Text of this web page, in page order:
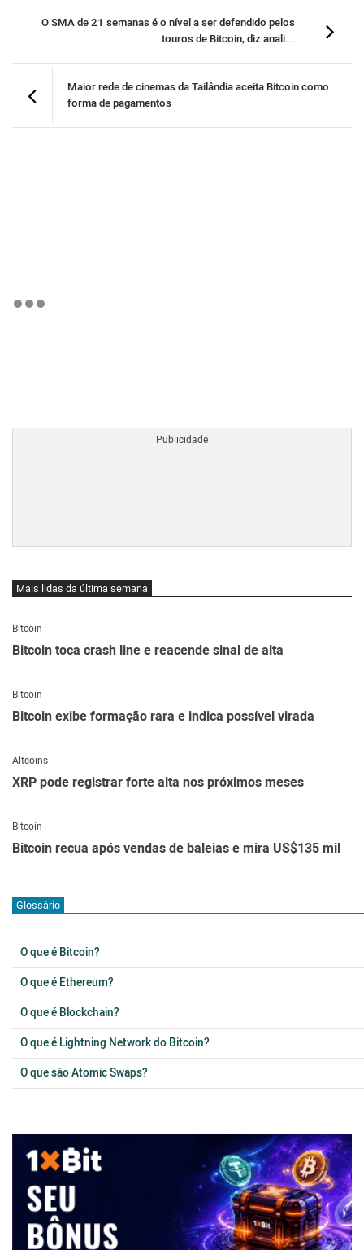
O SMA de 21 semanas é o nível a ser defendido pelos
touros de Bitcoin, diz anali...
Maior rede de cinemas da Tailândia aceita Bitcoin como
forma de pagamentos
Mais lidas da última semana
Bitcoin
Bitcoin toca crash line e reacende sinal de alta
Bitcoin
Bitcoin exibe formação rara e indica possível virada
Altcoins
XRP pode registrar forte alta nos próximos meses
Bitcoin
Bitcoin recua após vendas de baleias e mira US$135 mil
Glossário
O que é Bitcoin?
O que é Ethereum?
O que é Blockchain?
O que é Lightning Network do Bitcoin?
O que são Atomic Swaps?